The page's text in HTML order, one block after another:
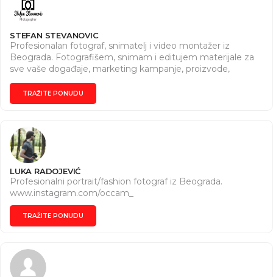
STEFAN STEVANOVIC
Profesionalan fotograf, snimatelj i video montažer iz
Beograda. Fotografišem, snimam i editujem materijale za
sve vaše događaje, marketing kampanje, proizvode,
blogove, sajtove itd. Online portfolio na
http://www.stefanstevanovic.com/
TRAŽITE PONUDU
LUKA RADOJEVIĆ
Profesionalni portrait/fashion fotograf iz Beograda.
www.instagram.com/occam_
TRAŽITE PONUDU